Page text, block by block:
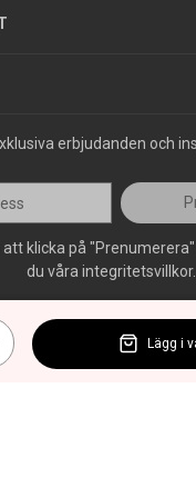
erbjudanden och
att klicka på
du våra integritetsvillkor.
Lägg i